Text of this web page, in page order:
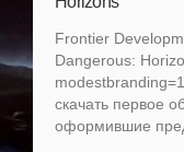
Frontier
Dangerous:
скачать первое
оформившие